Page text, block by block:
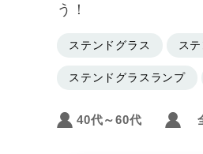
う！
ステンドグラス ス
ステンドグラスランプ
40代～60代